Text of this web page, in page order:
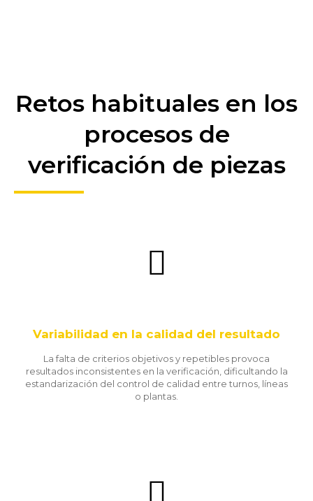
Retos habituales en los
procesos de
verificación de piezas
Variabilidad en la calidad del resultado
La falta de criterios objetivos y repetibles provoca
resultados inconsistentes en la verificación, dificultando la
estandarización del control de calidad entre turnos, líneas
o plantas.